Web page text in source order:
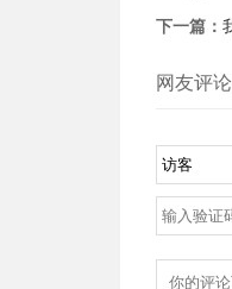
下一篇：
网友评论